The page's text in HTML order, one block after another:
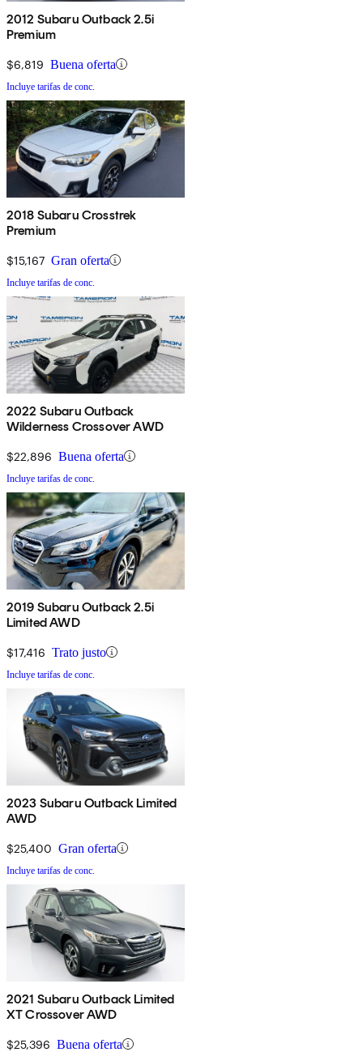
2012 Subaru Outback 2.5i
Premium
$6,819 Buena oferta
Incluye tarifas de conc.
2018 Subaru Crosstrek
Premium
$15,167 Gran oferta
Incluye tarifas de conc.
2022 Subaru Outback
Wilderness Crossover AWD
$22,896 Buena oferta
Incluye tarifas de conc.
2019 Subaru Outback 2.5i
Limited AWD
$17,416 Trato justo
Incluye tarifas de conc.
2023 Subaru Outback Limited
AWD
$25,400 Gran oferta
Incluye tarifas de conc.
2021 Subaru Outback Limited
XT Crossover AWD
$25,396 Buena oferta